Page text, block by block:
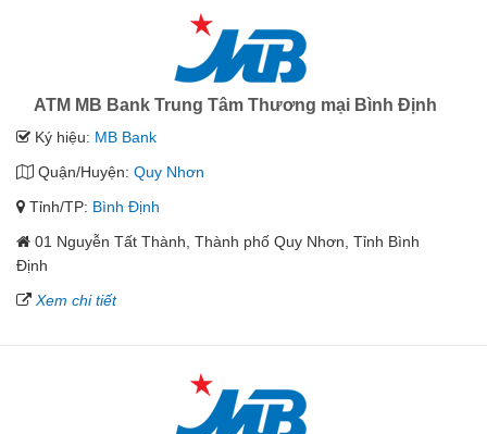
ATM MB Bank Trung Tâm Thương mại Bình Định
Ký hiệu: MB Bank
Quận/Huyện: Quy Nhơn
Tỉnh/TP: Bình Định
01 Nguyễn Tất Thành, Thành phố Quy Nhơn, Tỉnh Bình
Định
Xem chi tiết